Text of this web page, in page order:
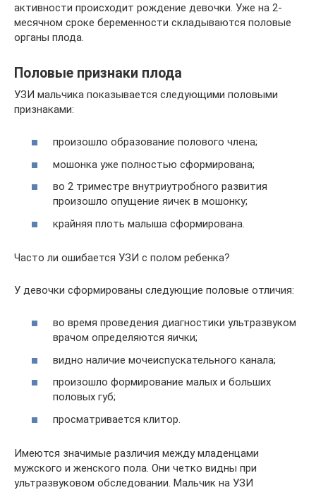
активности происходит рождение девочки. Уже на 2-
месячном сроке беременности складываются половые
органы плода.
Половые признаки плода
УЗИ мальчика показывается следующими половыми
признаками:
произошло образование полового члена;
мошонка уже полностью сформирована;
во 2 триместре внутриутробного развития
произошло опущение яичек в мошонку;
крайняя плоть малыша сформирована.
Часто ли ошибается УЗИ с полом ребенка?
У девочки сформированы следующие половые отличия:
во время проведения диагностики ультразвуком
врачом определяются яички;
видно наличие мочеиспускательного канала;
произошло формирование малых и больших
половых губ;
просматривается клитор.
Имеются значимые различия между младенцами
мужского и женского пола. Они четко видны при
ультразвуковом обследовании. Мальчик на УЗИ